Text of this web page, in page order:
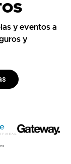
y eventos a
y